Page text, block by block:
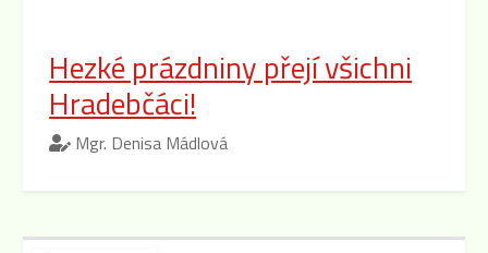
Hezké prázdniny přejí všichni
Hradebčáci!
Mgr. Denisa Mádlová